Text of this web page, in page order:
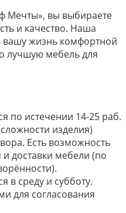
Мечты», вы выбираете
и качество. Наша
вашу жизнь комфортной
лучшую мебель для
по истечении 14-25 раб.
изделия)
Есть возможность
доставки мебели (по
в среду и субботу.
для согласования